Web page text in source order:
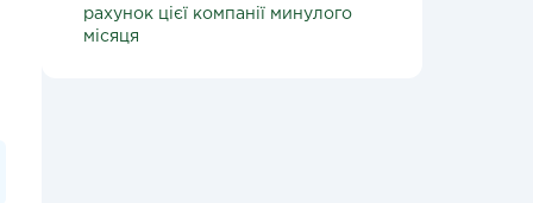
рахунок цієї компанії минулого
місяця